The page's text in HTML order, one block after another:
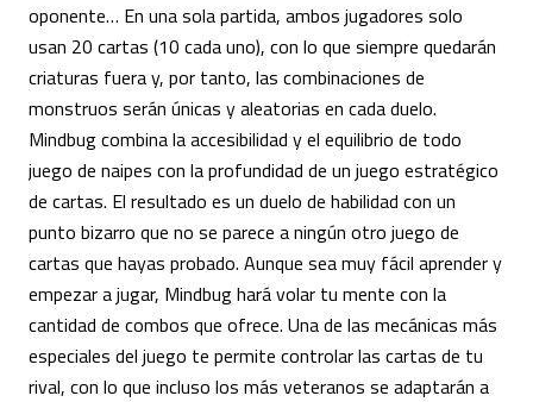
oponente… En una sola partida, ambos jugadores solo
usan 20 cartas (10 cada uno), con lo que siempre quedarán
criaturas fuera y, por tanto, las combinaciones de
monstruos serán únicas y aleatorias en cada duelo.
Mindbug combina la accesibilidad y el equilibrio de todo
juego de naipes con la profundidad de un juego estratégico
de cartas. El resultado es un duelo de habilidad con un
punto bizarro que no se parece a ningún otro juego de
cartas que hayas probado. Aunque sea muy fácil aprender y
empezar a jugar, Mindbug hará volar tu mente con la
cantidad de combos que ofrece. Una de las mecánicas más
especiales del juego te permite controlar las cartas de tu
rival, con lo que incluso los más veteranos se adaptarán a